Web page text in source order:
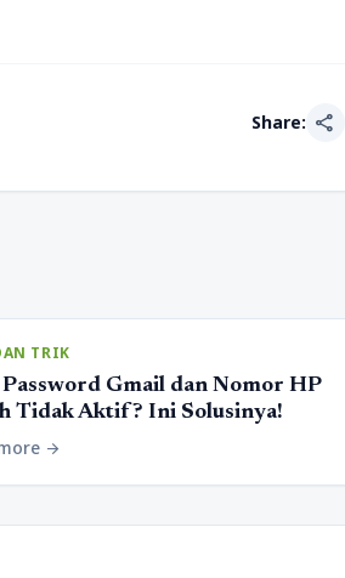
Share: share
TRIK
Password Gmail dan Nomor HP
Tidak Aktif? Ini Solusinya!
arrow_forward